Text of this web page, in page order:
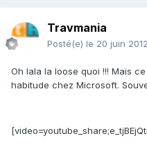
Travmania
Posté(e) le 20 juin 2012
Oh lala la loose quoi !!! Mais
habitude chez Microsoft.